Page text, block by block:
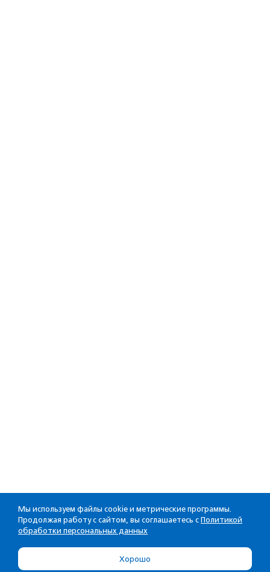
Мы используем файлы cookie и метрические программы.
Продолжая работу с сайтом, вы соглашаетесь с Политикой
обработки персональных данных
Хорошо